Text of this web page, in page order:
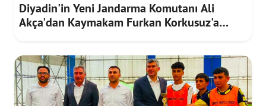
Diyadin'in Yeni Jandarma Komutanı Ali
Akça'dan Kaymakam Furkan Korkusuz'a